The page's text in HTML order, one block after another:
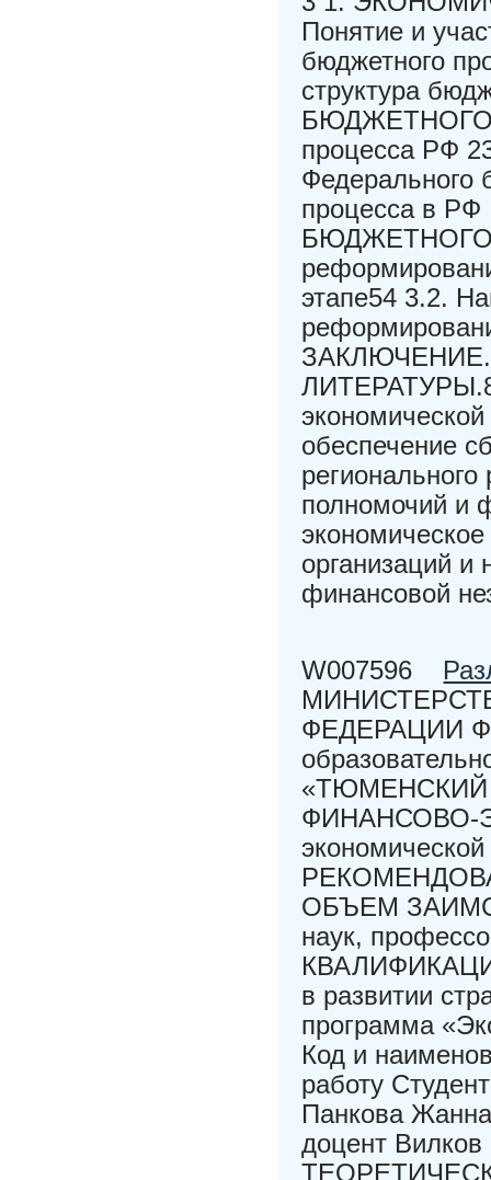
Понятие и
бюджетного
структура
БЮДЖЕТНОГО
процесса РФ
Федерального
процесса в
БЮДЖЕТНОГО
этапе54 3.2.
обеспечение
полномочий и
организаций и
финансовой
W007596
ФЕДЕРАЦИИ
«ТЮМЕНСКИЙ
ФИНАНСОВО-
ОБЪЕМ
наук,
в развитии
программа
Код и
работу
Панкова
доцент